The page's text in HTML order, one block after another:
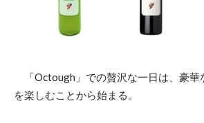
「Octough」での贅沢な一日は、豪華
を楽しむことから始まる。